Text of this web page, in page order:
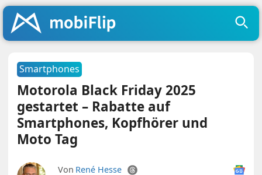
Smartphones
Motorola Black Friday 2025
gestartet – Rabatte auf
Smartphones, Kopfhörer und
Moto Tag
Von René Hesse